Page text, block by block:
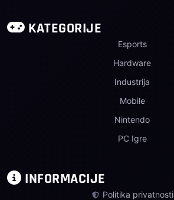
KATEGORIJE
Esports
Hardware
Industrija
Mobile
Nintendo
PC Igre
INFORMACIJE
Politika privatnosti